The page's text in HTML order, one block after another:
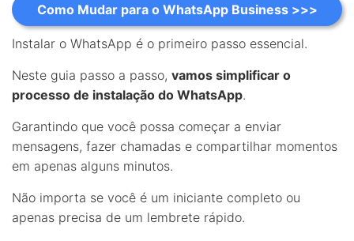
Como Mudar para o WhatsApp Business >>>
Instalar o WhatsApp é o primeiro passo essencial.
Neste guia passo a passo, vamos simplificar o
processo de instalação do WhatsApp.
Garantindo que você possa começar a enviar
mensagens, fazer chamadas e compartilhar momentos
em apenas alguns minutos.
Não importa se você é um iniciante completo ou
apenas precisa de um lembrete rápido.